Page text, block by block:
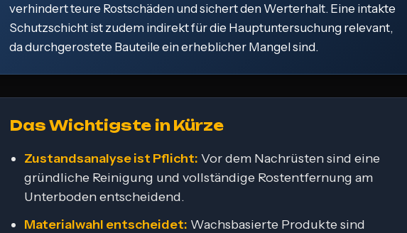
verhindert teure Rostschäden und sichert den Werterhalt. Eine intakte
Schutzschicht ist zudem indirekt für die Hauptuntersuchung relevant,
da durchgerostete Bauteile ein erheblicher Mangel sind.
Das Wichtigste in Kürze
Zustandsanalyse ist Pflicht: Vor dem Nachrüsten sind eine
gründliche Reinigung und vollständige Rostentfernung am
Unterboden entscheidend.
Materialwahl entscheidet: Wachsbasierte Produkte sind